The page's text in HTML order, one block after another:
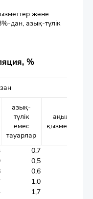
және
дан, азық-түлік
%
азық-
түлік
емес
тауарлар
ақылы
қызметтер
0,7
0,5
0,6
1,0
1,7